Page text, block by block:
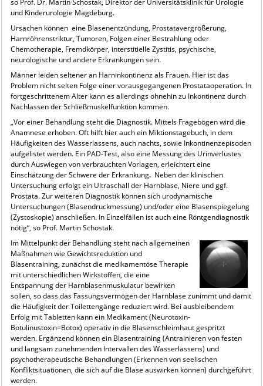
und Kinderurologie Magdeburg.
Ursachen können eine Blasenentzündung, Prostatavergrößerung,
Harnröhrenstriktur, Tumoren, Folgen einer Bestrahlung oder
Chemotherapie, Fremdkörper, interstitielle Zystitis, psychische,
neurologische und andere Erkrankungen sein.
Männer leiden seltener an Harninkontinenz als Frauen. Hier ist das
Problem nicht selten Folge einer vorausgegangenen Prostataoperation. In
fortgeschrittenem Alter kann es allerdings ohnehin zu Inkontinenz durch
Nachlassen der Schließmuskelfunktion kommen.
„Vor einer Behandlung steht die Diagnostik. Mittels Fragebögen wird die
Anamnese erhoben. Oft hilft hier auch ein Miktionstagebuch, in dem
Häufigkeiten des Wasserlassens, auch nachts, sowie Inkontinenzepisoden
aufgelistet werden. Ein PAD-Test, also eine Messung des Urinverlustes
durch Auswiegen von verbrauchten Vorlagen, erleichtert eine
Einschätzung der Schwere der Erkrankung. Neben der klinischen
Untersuchung erfolgt ein Ultraschall der Harnblase, Niere und ggf.
Prostata. Zur weiteren Diagnostik können sich urodynamische
Untersuchungen (Blasendruckmessung) und/oder eine Blasenspiegelung
(Zystoskopie) anschließen. In Einzelfällen ist auch eine Röntgendiagnostik
nötig“, so Prof. Martin Schostak.
Im Mittelpunkt der Behandlung steht nach allgemeinen
Maßnahmen wie Gewichtsreduktion und
Blasentraining, zunächst die medikamentöse Therapie
mit unterschiedlichen Wirkstoffen, die eine
Entspannung der Harnblasenmuskulatur bewirken
sollen, so dass das Fassungsvermögen der Harnblase zunimmt und damit
die Häufigkeit der Toilettengänge reduziert wird. Bei ausbleibendem
Erfolg mit Tabletten kann ein Medikament (Neurotoxin-
Botulinustoxin=Botox) operativ in die Blasenschleimhaut gespritzt
werden. Ergänzend können ein Blasentraining (Antrainieren von festen
und langsam zunehmenden Intervallen des Wasserlassens) und
psychotherapeutische Behandlungen (Erkennen von seelischen
Konfliktsituationen, die sich auf die Blase auswirken können) durchgeführt
werden.